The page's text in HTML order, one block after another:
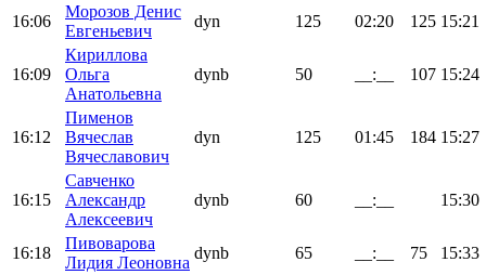
16:06
Морозов Денис
Евгеньевич
dyn 125 02:20 125 15:21
16:09
Кириллова
Ольга
Анатольевна
dynb 50 __:__ 107 15:24
16:12
Пименов
Вячеслав
Вячеславович
dyn 125 01:45 184 15:27
16:15
Савченко
Александр
Алексеевич
dynb 60 __:__ 15:30
16:18
Пивоварова
Лидия Леоновна
dynb 65 __:__ 75 15:33